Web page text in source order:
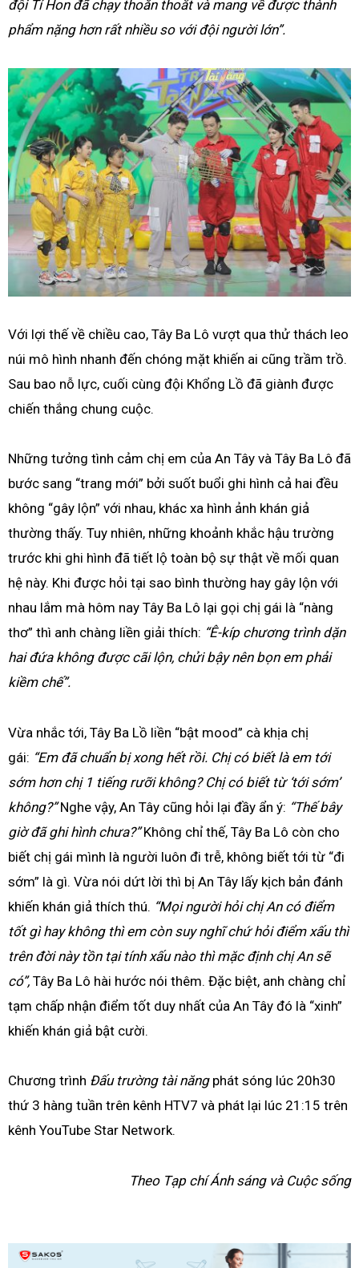
đội Tí Hon đã chạy thoăn thoắt và mang về được thành
phẩm nặng hơn rất nhiều so với đội người lớn”.
Với lợi thế về chiều cao, Tây Ba Lô vượt qua thử thách leo
núi mô hình nhanh đến chóng mặt khiến ai cũng trầm trồ.
Sau bao nỗ lực, cuối cùng đội Khổng Lồ đã giành được
chiến thắng chung cuộc.
Những tưởng tình cảm chị em của An Tây và Tây Ba Lô đã
bước sang “trang mới” bởi suốt buổi ghi hình cả hai đều
không “gây lộn” với nhau, khác xa hình ảnh khán giả
thường thấy. Tuy nhiên, những khoảnh khắc hậu trường
trước khi ghi hình đã tiết lộ toàn bộ sự thật về mối quan
hệ này. Khi được hỏi tại sao bình thường hay gây lộn với
nhau lắm mà hôm nay Tây Ba Lô lại gọi chị gái là “nàng
thơ” thì anh chàng liền giải thích: “Ê-kíp chương trình dặn
hai đứa không được cãi lộn, chửi bậy nên bọn em phải
kiềm chế”.
Vừa nhắc tới, Tây Ba Lồ liền “bật mood” cà khịa chị
gái: “Em đã chuẩn bị xong hết rồi. Chị có biết là em tới
sớm hơn chị 1 tiếng rưỡi không? Chị có biết từ ‘tới sớm’
không?”Nghe vậy, An Tây cũng hỏi lại đầy ẩn ý: “Thế bây
giờ đã ghi hình chưa?”Không chỉ thế, Tây Ba Lô còn cho
biết chị gái mình là người luôn đi trễ, không biết tới từ “đi
sớm” là gì. Vừa nói dứt lời thì bị An Tây lấy kịch bản đánh
khiến khán giả thích thú. “Mọi người hỏi chị An có điểm
tốt gì hay không thì em còn suy nghĩ chứ hỏi điểm xấu thì
trên đời này tồn tại tính xấu nào thì mặc định chị An sẽ
có”, Tây Ba Lô hài hước nói thêm. Đặc biệt, anh chàng chỉ
tạm chấp nhận điểm tốt duy nhất của An Tây đó là “xinh”
khiến khán giả bật cười.
Chương trình Đấu trường tài năngphát sóng lúc 20h30
thứ 3 hàng tuần trên kênh HTV7 và phát lại lúc 21:15 trên
kênh YouTube Star Network.
Theo Tạp chí Ánh sáng và Cuộc sống